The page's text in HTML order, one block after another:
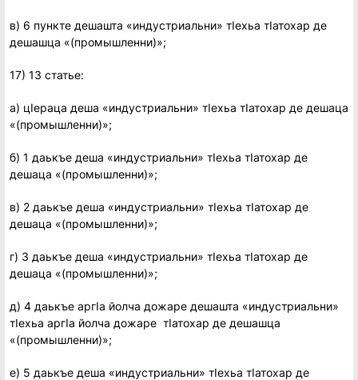
в) 6 пункте дешашта «индустриальни» тIехьа тIатохар де
дешашца «(промышленни)»;
17) 13 статье:
а) цIераца деша «индустриальни» тIехьа тIатохар де дешаца
«(промышленни)»;
б) 1 даькъе деша «индустриальни» тIехьа тIатохар де
дешаца «(промышленни)»;
в) 2 даькъе деша «индустриальни» тIехьа тIатохар де
дешаца «(промышленни)»;
г) 3 даькъе деша «индустриальни» тIехьа тIатохар де
дешаца «(промышленни)»;
д) 4 даькъе аргIа йолча дожаре дешашта «индустриальни»
тIехьа аргIа йолча дожаре тIатохар де дешашца
«(промышленни)»;
е) 5 даькъе деша «индустриальни» тIехьа тIатохар де